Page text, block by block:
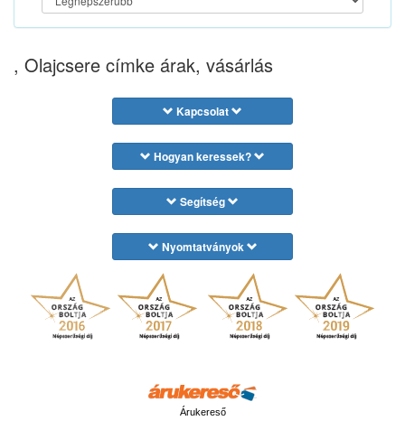
, Olajcsere címke árak, vásárlás
Kapcsolat
Hogyan keressek?
Segítség
Nyomtatványok
Árukereső